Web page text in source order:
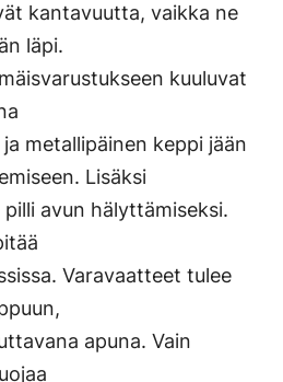
kantavuutta, vaikka ne
läpi.
kuuluvat
metallipäinen keppi jään
Lisäksi
avun hälyttämiseksi.
Varavaatteet tulee
apuna. Vain